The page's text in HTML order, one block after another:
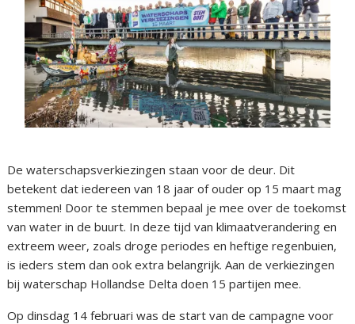
De waterschapsverkiezingen staan voor de deur. Dit
betekent dat iedereen van 18 jaar of ouder op 15 maart mag
stemmen! Door te stemmen bepaal je mee over de toekomst
van water in de buurt. In deze tijd van klimaatverandering en
extreem weer, zoals droge periodes en heftige regenbuien,
is ieders stem dan ook extra belangrijk. Aan de verkiezingen
bij waterschap Hollandse Delta doen 15 partijen mee.
Op dinsdag 14 februari was de start van de campagne voor